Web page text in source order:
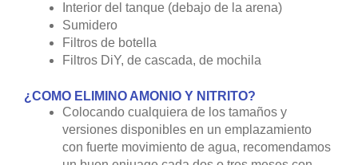
Interior del tanque (debajo de la arena)
Sumidero
Filtros de botella
Filtros DiY, de cascada, de mochila
¿COMO ELIMINO AMONIO Y NITRITO?
Colocando cualquiera de los tamaños y
versiones disponibles en un emplazamiento
con fuerte movimiento de agua, recomendamos